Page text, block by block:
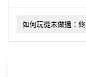
如何玩從未做過：